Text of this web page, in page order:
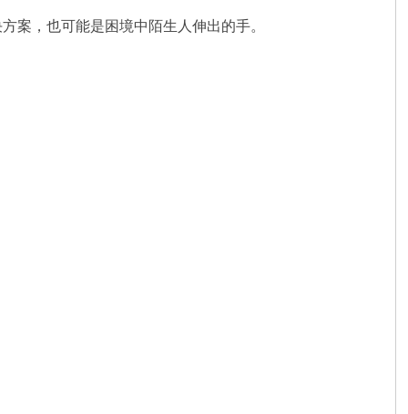
案，也可能是困境中陌生人伸出的手。